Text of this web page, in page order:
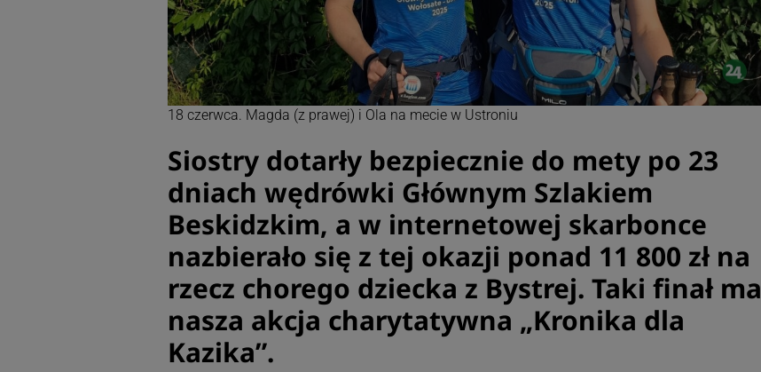
18 czerwca. Magda (z prawej) i Ola na mecie w Ustroniu
Siostry dotarły bezpiecznie do mety po 23
dniach wędrówki Głównym Szlakiem
Beskidzkim, a w internetowej skarbonce
nazbierało się z tej okazji ponad 11 800 zł na
rzecz chorego dziecka z Bystrej. Taki finał ma
nasza akcja charytatywna „Kronika dla
Kazika”.